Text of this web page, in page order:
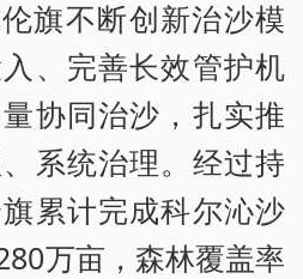
旗不断创新治沙模
、完善长效管护机
协同治沙，扎实推
系统治理。经过持
累计完成科尔沁沙
万亩，森林覆盖率